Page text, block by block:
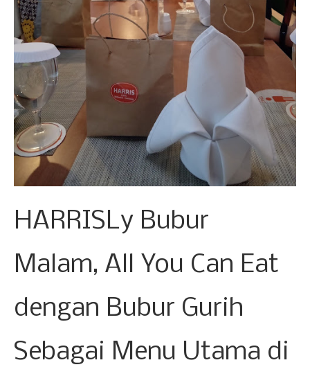
HARRISLy Bubur
Malam, All You Can Eat
dengan Bubur Gurih
Sebagai Menu Utama di